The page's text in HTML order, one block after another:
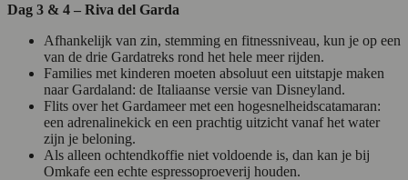
Dag 3 & 4 – Riva del Garda
Afhankelijk van zin, stemming en fitnessniveau, kun je op een
van de drie Gardatreks rond het hele meer rijden.
Families met kinderen moeten absoluut een uitstapje maken
naar Gardaland: de Italiaanse versie van Disneyland.
Flits over het Gardameer met een hogesnelheidscatamaran:
een adrenalinekick en een prachtig uitzicht vanaf het water
zijn je beloning.
Als alleen ochtendkoffie niet voldoende is, dan kan je bij
Omkafe een echte espressoproeverij houden.